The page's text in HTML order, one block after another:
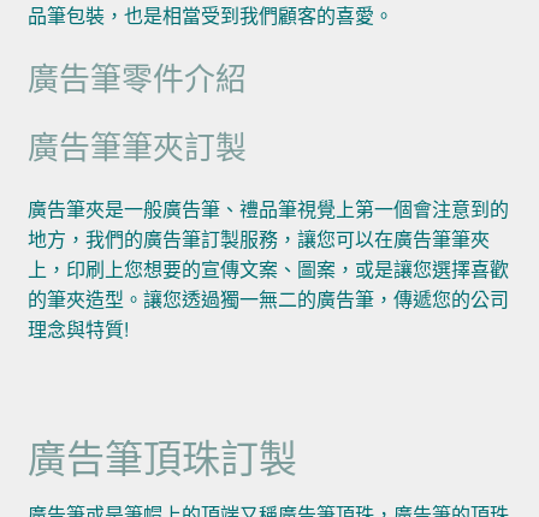
品筆包裝，也是相當受到我們顧客的喜愛。
廣告筆零件介紹
廣告筆筆夾訂製
廣告筆夾是一般廣告筆、禮品筆視覺上第一個會注意到的
地方，我們的廣告筆訂製服務，讓您可以在廣告筆筆夾
上，印刷上您想要的宣傳文案、圖案，或是讓您選擇喜歡
的筆夾造型。讓您透過獨一無二的廣告筆，傳遞您的公司
理念與特質!
廣告筆頂珠訂製